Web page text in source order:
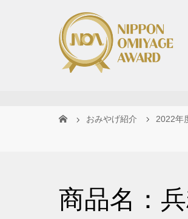
おみやげ紹介 2022年
商品名：